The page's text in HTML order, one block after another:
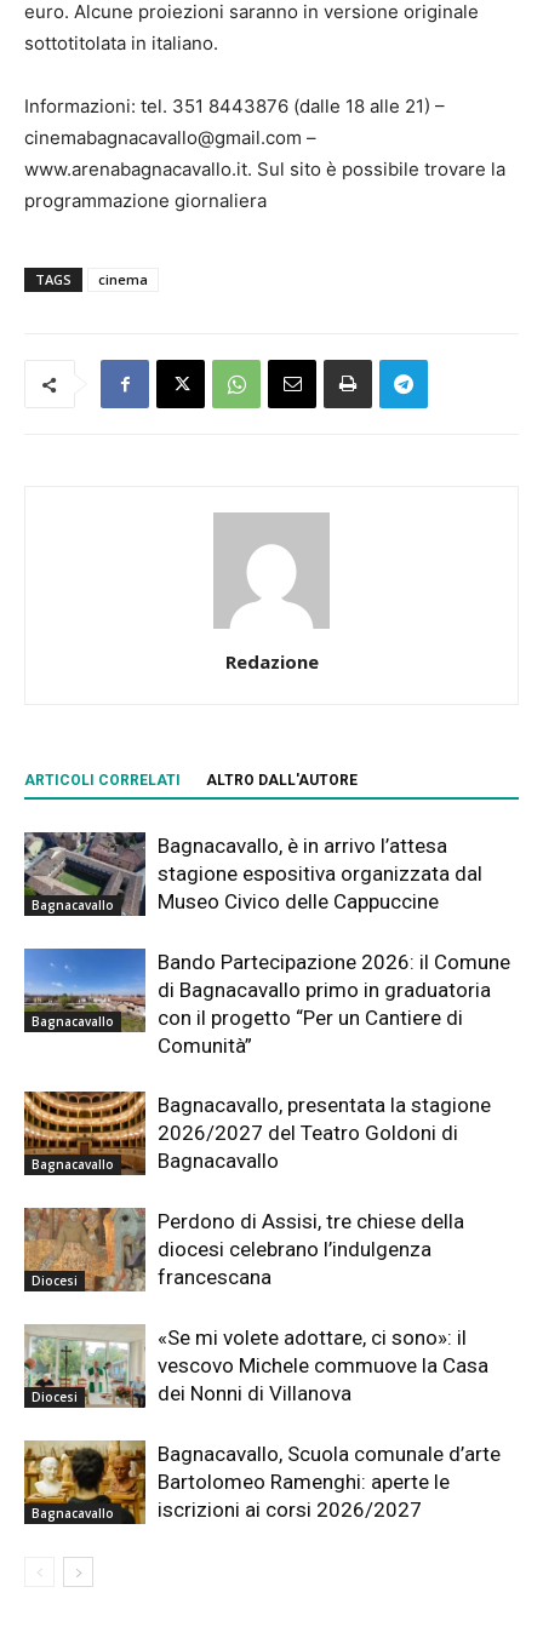
euro. Alcune proiezioni saranno in versione originale
sottotitolata in italiano.
Informazioni: tel. 351 8443876 (dalle 18 alle 21) –
cinemabagnacavallo@gmail.com –
www.arenabagnacavallo.it. Sul sito è possibile trovare la
programmazione giornaliera
TAGS cinema
Redazione
ARTICOLI CORRELATI ALTRO DALL'AUTORE
Bagnacavallo
Bagnacavallo, è in arrivo l’attesa
stagione espositiva organizzata dal
Museo Civico delle Cappuccine
Bagnacavallo
Bando Partecipazione 2026: il Comune
di Bagnacavallo primo in graduatoria
con il progetto “Per un Cantiere di
Comunità”
Bagnacavallo
Bagnacavallo, presentata la stagione
2026/2027 del Teatro Goldoni di
Bagnacavallo
Diocesi
Perdono di Assisi, tre chiese della
diocesi celebrano l’indulgenza
francescana
Diocesi
«Se mi volete adottare, ci sono»: il
vescovo Michele commuove la Casa
dei Nonni di Villanova
Bagnacavallo
Bagnacavallo, Scuola comunale d’arte
Bartolomeo Ramenghi: aperte le
iscrizioni ai corsi 2026/2027